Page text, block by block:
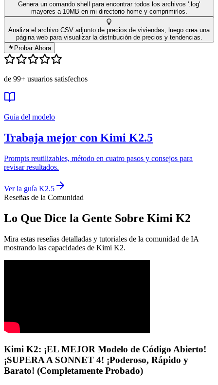
Genera un comando shell para encontrar todos los archivos '.log'
mayores a 10MB en mi directorio home y comprimirlos.
Analiza el archivo CSV adjunto de precios de viviendas, luego crea una
página web para visualizar la distribución de precios y tendencias.
Probar Ahora
de 99+ usuarios satisfechos
Guía del modelo
Trabaja mejor con Kimi K2.5
Prompts reutilizables, método en cuatro pasos y consejos para
revisar resultados.
Ver la guía K2.5
Reseñas de la Comunidad
Lo Que Dice la Gente Sobre Kimi K2
Mira estas reseñas detalladas y tutoriales de la comunidad de IA
mostrando las capacidades de Kimi K2.
Kimi K2: ¡EL MEJOR Modelo de Código Abierto!
¡SUPERA A SONNET 4! ¡Poderoso, Rápido y
Barato! (Completamente Probado)